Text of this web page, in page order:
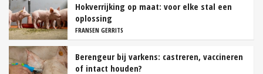
Hokverrijking op maat: voor elke stal een
oplossing
FRANSEN GERRITS
Berengeur bij varkens: castreren, vaccineren
of intact houden?